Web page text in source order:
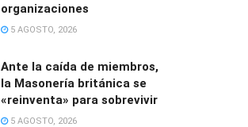
organizaciones
5 AGOSTO, 2026
Ante la caída de miembros,
la Masonería británica se
«reinventa» para sobrevivir
5 AGOSTO, 2026